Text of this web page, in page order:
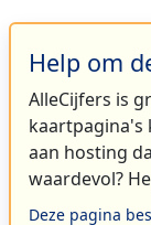
Help om
AlleCijfers is
kaartpagina's
aan hosting
waardevol?
Deze pagina